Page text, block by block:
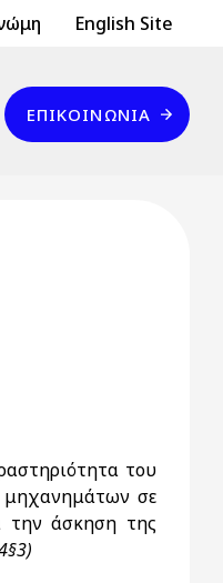
Header Top
English Site
ΕΠΙΚΟΙΝΩΝΊΑ
του
μηχανημάτων σε
την άσκηση της